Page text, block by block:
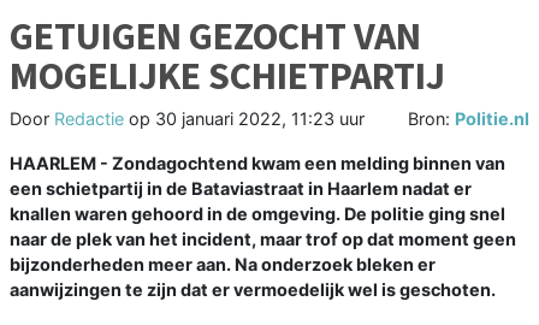
GETUIGEN GEZOCHT VAN
MOGELIJKE SCHIETPARTIJ
Door Redactie op 30 januari 2022, 11:23 uur Bron: Politie.nl
HAARLEM - Zondagochtend kwam een melding binnen van
een schietpartij in de Bataviastraat in Haarlem nadat er
knallen waren gehoord in de omgeving. De politie ging snel
naar de plek van het incident, maar trof op dat moment geen
bijzonderheden meer aan. Na onderzoek bleken er
aanwijzingen te zijn dat er vermoedelijk wel is geschoten.